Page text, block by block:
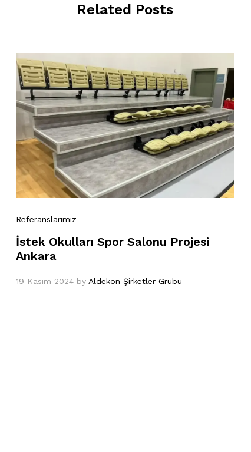
Related Posts
Referanslarımız
İstek Okulları Spor Salonu Projesi
Ankara
19 Kasım 2024 by Aldekon Şirketler Grubu